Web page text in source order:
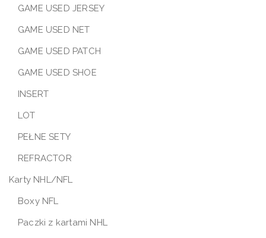
GAME USED JERSEY
GAME USED NET
GAME USED PATCH
GAME USED SHOE
INSERT
LOT
PEŁNE SETY
REFRACTOR
Karty NHL/NFL
Boxy NFL
Paczki z kartami NHL